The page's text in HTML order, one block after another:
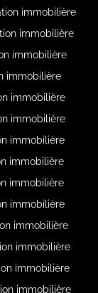
immobilière
immobilière
immobilière
immobilière
immobilière
immobilière
immobilière
immobilière
immobilière
immobilière
immobilière
immobilière
immobilière
immobilière